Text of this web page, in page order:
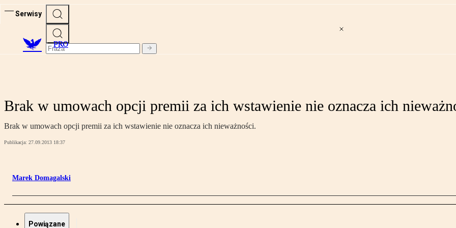
Serwisy
PRO
Brak w umowach opcji premii za ich wstawienie nie oznacza ich
Brak w umowach opcji premii za ich wstawienie nie oznacza ich nieważności.
Publikacja: 27.09.2013 18:37
Marek Domagalski
Powiązane